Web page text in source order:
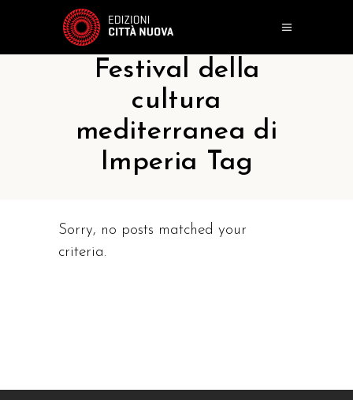
Festival della
cultura
mediterranea di
Imperia Tag
Sorry, no posts matched your
criteria.